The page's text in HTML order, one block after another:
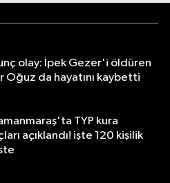
olay: İpek Gezer'i öldüren
Oğuz da hayatını kaybetti
TYP kura
açıklandı! işte 120 kişilik